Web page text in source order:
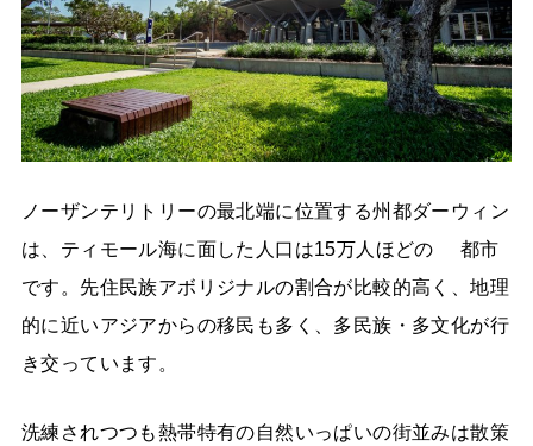
ノーザンテリトリーの最北端に位置する州都ダーウィン
は、ティモール海に面した人口は15万人ほどの 都市
です。先住民族アボリジナルの割合が比較的高く、地理
的に近いアジアからの移民も多く、多民族・多文化が行
き交っています。
洗練されつつも熱帯特有の自然いっぱいの街並みは散策